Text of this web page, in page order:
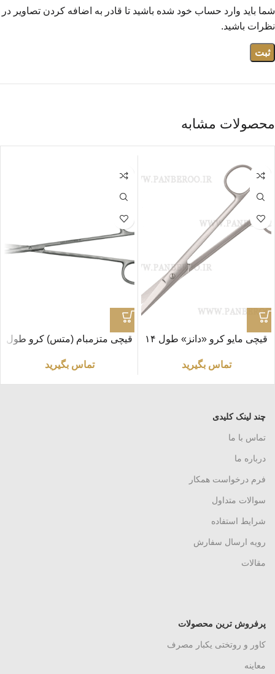
شما باید وارد حساب خود شده باشید تا قادر به اضافه کردن تصاویر در
نظرات باشید.
محصولات مشابه
قیچی مایو کرو «دانز» طول ۱۴
تماس بگیرید
قیچی متزمبام (متس) کرو طول
تماس بگیرید
چند لینک کلیدی
تماس با ما
درباره ما
فرم درخواست همکار
سوالات متداول
شرایط استفاده
رویه ارسال سفارش
مقالات
پرفروش ترین محصولات
کاور و روتختی یکبار مصرف
معاینه